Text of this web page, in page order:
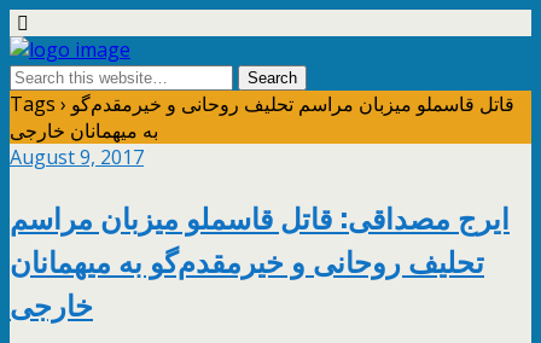
Tags › قاتل قاسملو میزبان مراسم تحلیف روحانی و خیرمقدم‌گو
به میهمانان خارجی
August 9, 2017
ایرج مصداقی: قاتل قاسملو میزبان مراسم
تحلیف روحانی و خیرمقدم‌گو به میهمانان
خارجی